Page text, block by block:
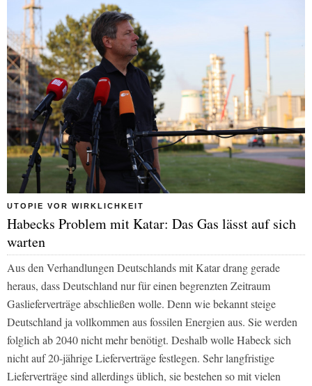
UTOPIE VOR WIRKLICHKEIT
Habecks Problem mit Katar: Das Gas lässt auf sich
warten
Aus den Verhandlungen Deutschlands mit Katar drang gerade
heraus, dass Deutschland nur für einen begrenzten Zeitraum
Gaslieferverträge abschließen wolle. Denn wie bekannt steige
Deutschland ja vollkommen aus fossilen Energien aus. Sie werden
folglich ab 2040 nicht mehr benötigt. Deshalb wolle Habeck sich
nicht auf 20-jährige Lieferverträge festlegen. Sehr langfristige
Lieferverträge sind allerdings üblich, sie bestehen so mit vielen